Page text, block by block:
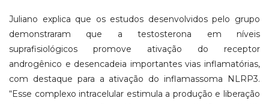
Juliano explica que os estudos desenvolvidos pelo grupo
demonstraram que a testosterona em níveis
suprafisiológicos promove ativação do receptor
androgênico e desencadeia importantes vias inflamatórias,
com destaque para a ativação do inflamassoma NLRP3.
“Esse complexo intracelular estimula a produção e liberação